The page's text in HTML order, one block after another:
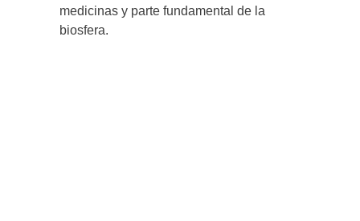
medicinas y parte fundamental de la
biosfera.